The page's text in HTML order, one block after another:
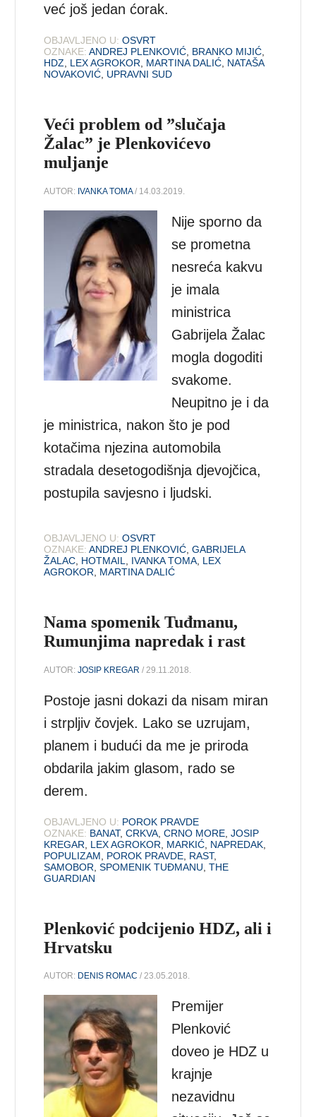
već još jedan ćorak.
OBJAVLJENO U: OSVRT
OZNAKE: ANDREJ PLENKOVIĆ BRANKO MIJIĆ
HDZ
LEX AGROKOR MARTINA DALIĆ NATAŠA
NOVAKOVIĆ UPRAVNI SUD
Veći problem od ”slučaja
Žalac” je Plenkovićevo
muljanje
AUTOR: IVANKA TOMA/ 14.03.2019.
Nije sporno da
se prometna
nesreća kakvu
je imala
ministrica
Gabrijela Žalac
mogla dogoditi
svakome.
Neupitno je i da
je ministrica, nakon što je pod
kotačima njezina automobila
stradala desetogodišnja djevojčica,
postupila savjesno i ljudski.
OBJAVLJENO U: OSVRT
OZNAKE: ANDREJ PLENKOVIĆ ,GABRIJELA
ŽALAC HOTMAIL IVANKA TOMA LEX
AGROKOR
MARTINA DALIĆ
Nama spomenik Tuđmanu,
Rumunjima napredak i rast
AUTOR:JOSIP KREGAR / 29.11.2018.
Postoje jasni dokazi da nisam miran
i strpljiv čovjek. Lako se uzrujam,
planem i budući da me je priroda
obdarila jakim glasom, rado se
derem.
OBJAVLJENO U: POROK PRAVDE
OZNAKE: BANAT,CRKVA ,CRNO MORE ,JOSIP
KREGAR
LEX AGROKOR MARKIĆ NAPREDAK
POPULIZAM
POROK PRAVDE RAST,
SAMOBOR ,SPOMENIK TUĐMANU ,THE
GUARDIAN
Plenković podcijenio HDZ, ali i
Hrvatsku
AUTOR: DENIS ROMAC / 23.05.2018.
Premijer
Plenković
doveo je HDZ u
krajnje
nezavidnu